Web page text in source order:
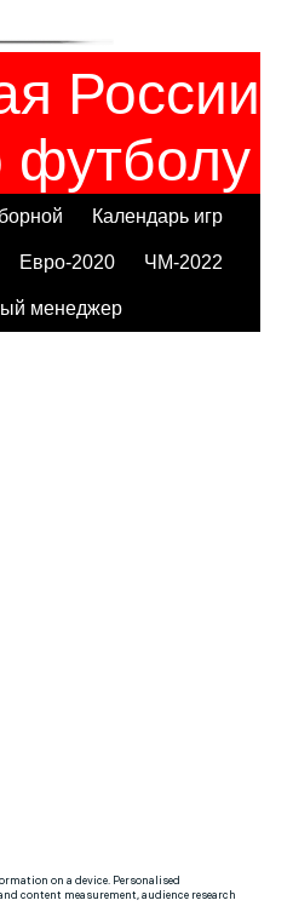
России
футболу
Календарь игр
Евро-2020 ЧМ-2022
менеджер